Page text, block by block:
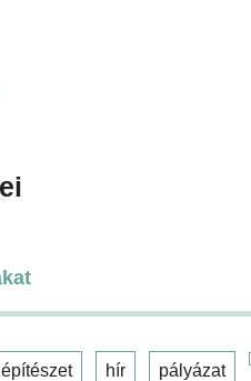
építészet hír pályázat